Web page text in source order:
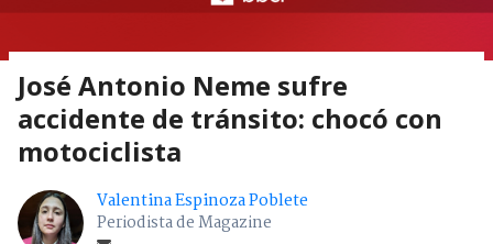
José Antonio Neme sufre
accidente de tránsito: chocó con
motociclista
Valentina Espinoza Poblete
Periodista de Magazine